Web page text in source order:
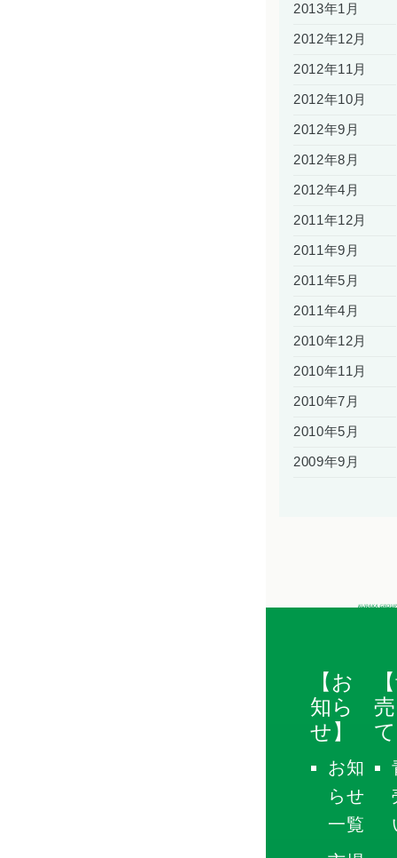
2013年1月
2012年12月
2012年11月
2012年10月
2012年9月
2012年8月
2012年4月
2011年12月
2011年9月
2011年5月
2011年4月
2010年12月
2010年11月
2010年7月
2010年5月
2009年9月
【お
知ら
せ】
お知
らせ
一覧